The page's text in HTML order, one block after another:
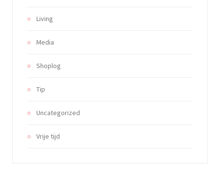
Living
Media
Shoplog
Tip
Uncategorized
Vrije tijd